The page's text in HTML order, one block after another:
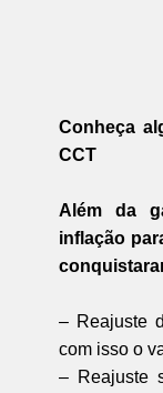
Conheça
CCT
Além da
inflação
– Reajuste
com isso o
– Reajuste